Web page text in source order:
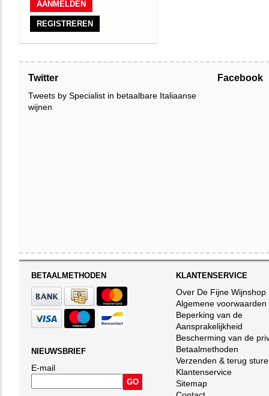
REGISTREREN
Twitter
Tweets by Specialist in betaalbare Italiaanse
wijnen
Facebook
BETAALMETHODEN
NIEUWSBRIEF
E-mail
KLANTENSERVICE
Over De Fijne Wijnshop
Algemene voorwaarden
Beperking van de
Aansprakelijkheid
Bescherming van de
Betaalmethoden
Verzenden & terug
Klantenservice
Sitemap